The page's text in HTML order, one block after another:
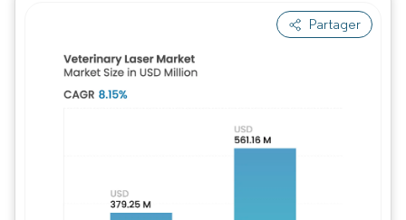
Partager